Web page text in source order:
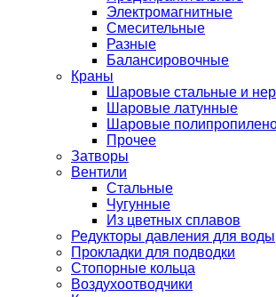
Электромагнитные
Смесительные
Разные
Балансировочные
Краны
Шаровые стальные и
Шаровые латунные
Шаровые
Прочее
Затворы
Вентили
Стальные
Чугунные
Из цветных сплавов
Редукторы давления для воды
Прокладки для подводки
Стопорные кольца
Воздухоотводчики